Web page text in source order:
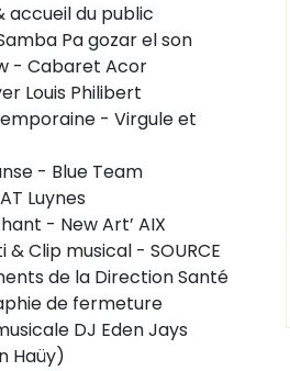
accueil du public
Pa gozar el son
- Cabaret Acor
Louis Philibert
- Virgule et
- Blue Team
Luynes
- New Art’ AIX
Clip musical - SOURCE
de la Direction Santé
de fermeture
DJ Eden Jays
Haüy)